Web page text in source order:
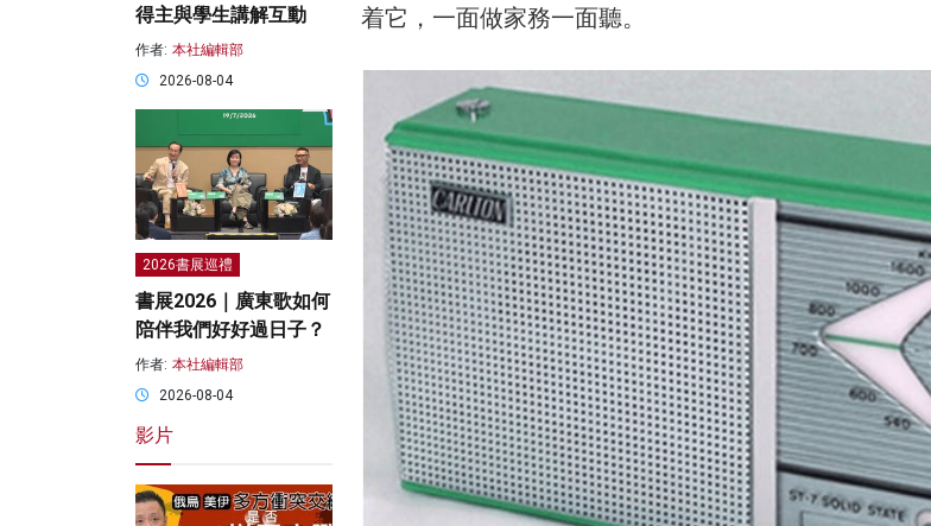
着它，一面做家務一面聽。
得主與學生講解互動
作者: 本社編輯部
2026-08-04
2026書展巡禮
書展2026｜廣東歌如何
陪伴我們好好過日子？
作者: 本社編輯部
2026-08-04
影片